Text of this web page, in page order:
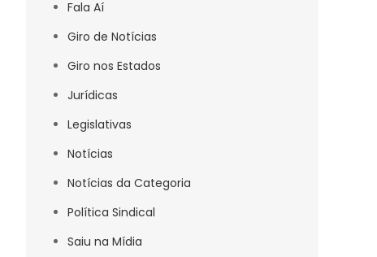
Fala Aí
Giro de Notícias
Giro nos Estados
Jurídicas
Legislativas
Notícias
Notícias da Categoria
Política Sindical
Saiu na Mídia